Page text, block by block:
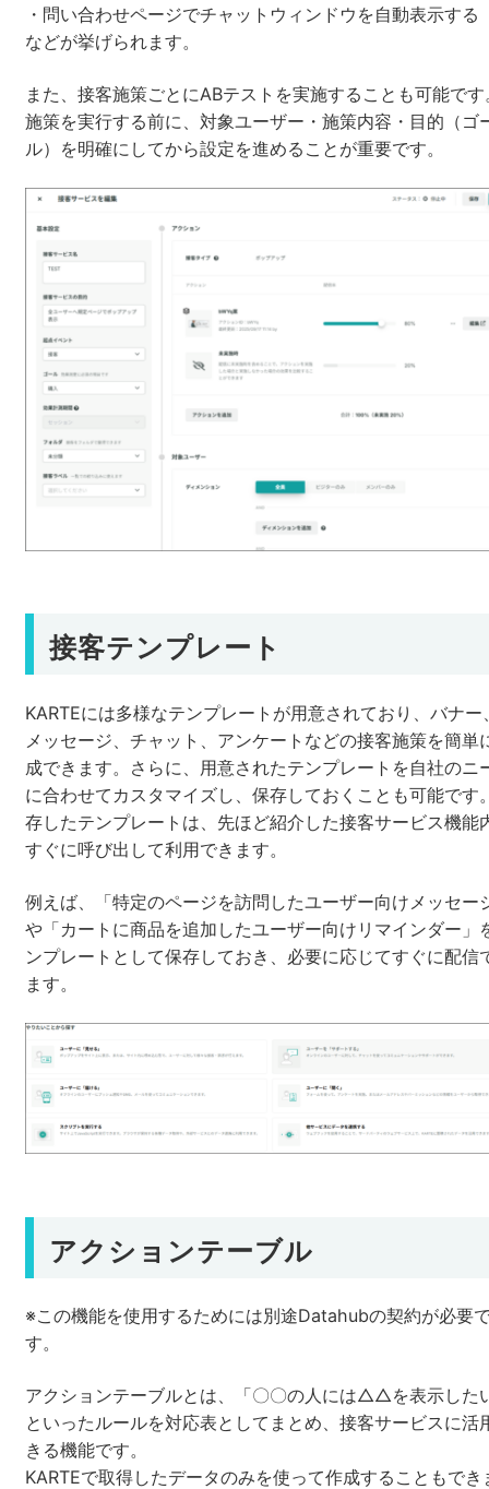
・問い合わせページでチャットウィンドウを自動表示する
などが挙げられます。
また、接客施策ごとにABテストを実施することも可能です
施策を実行する前に、対象ユーザー・施策内容・目的（ゴ
ル）を明確にしてから設定を進めることが重要です。
接客テンプレート
KARTEには多様なテンプレートが用意されており、バナー
メッセージ、チャット、アンケートなどの接客施策を簡単
成できます。さらに、用意されたテンプレートを自社のニ
に合わせてカスタマイズし、保存しておくことも可能です
存したテンプレートは、先ほど紹介した接客サービス機能
すぐに呼び出して利用できます。
例えば、「特定のページを訪問したユーザー向けメッセー
や「カートに商品を追加したユーザー向けリマインダー」
ンプレートとして保存しておき、必要に応じてすぐに配信
ます。
アクションテーブル
※この機能を使用するためには別途Datahubの契約が必要
す。
アクションテーブルとは、「〇〇の人には△△を表示した
といったルールを対応表としてまとめ、接客サービスに活
きる機能です。
KARTEで取得したデータのみを使って作成することもでき